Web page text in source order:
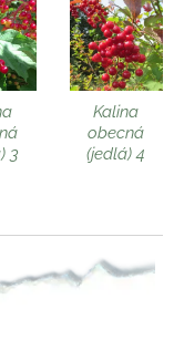
3
Kalina
obecná
(jedlá) 4